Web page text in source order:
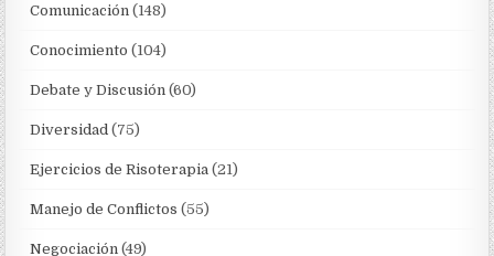
Comunicación (148)
Conocimiento (104)
Debate y Discusión (60)
Diversidad (75)
Ejercicios de Risoterapia (21)
Manejo de Conflictos (55)
Negociación (49)